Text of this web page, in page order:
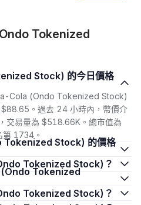
Tokenized
Cola (Ondo Tokenized Stock)
。過去 24 小時內，幣價介
交易量為 $518.66K。總市值為
1734。
Tokenized Stock)？
Tokenized Stock)？